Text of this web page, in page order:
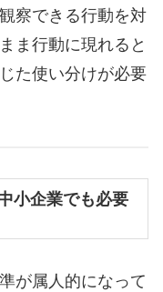
察できる行動を対
ま行動に現れると
た使い分けが必要
小企業でも必要
が属人的になって